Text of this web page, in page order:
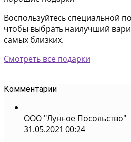
Воспользуйтесь специальной
чтобы выбрать наилучший
самых близких.
Смотреть все подарки
Комментарии
ООО "Лунное Посольство"
31.05.2021 00:24